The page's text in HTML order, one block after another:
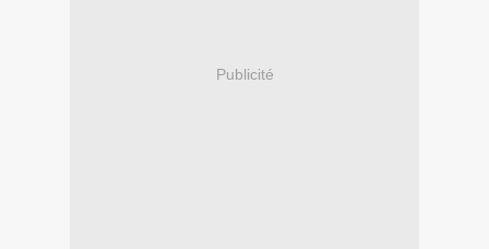
Publicité